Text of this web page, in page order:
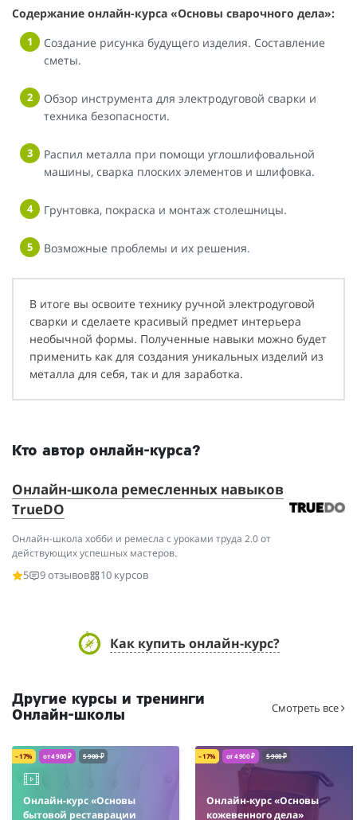
Содержание онлайн-курса «Основы сварочного дела»:
Создание рисунка будущего изделия. Составление
сметы.
Обзор инструмента для электродуговой сварки и
техника безопасности.
Распил металла при помощи углошлифовальной
машины, сварка плоских элементов и шлифовка.
Грунтовка, покраска и монтаж столешницы.
Возможные проблемы и их решения.
В итоге вы освоите технику ручной электродуговой
сварки и сделаете красивый предмет интерьера
необычной формы. Полученные навыки можно будет
применить как для создания уникальных изделий из
металла для себя, так и для заработка.
Кто автор онлайн-курса?
Онлайн-школа ремесленных навыков
TrueDO
Онлайн-школа хобби и ремесла с уроками труда 2.0 от
действующих успешных мастеров.
5
9 отзывов 10 курсов
Как купить онлайн-курс?
Другие курсы и тренинги
Онлайн-школы
Смотреть все
– 17% от 4 900 ₽ 5 900 ₽
Онлайн-курс «Основы
бытовой реставрации
– 17% от 4 900 ₽ 5 900 ₽
Онлайн-курс «Основы
кожевенного дела»